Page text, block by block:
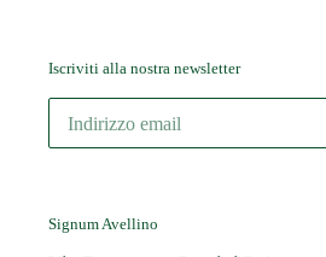
Iscriviti alla nostra newsletter
Signum Avellino